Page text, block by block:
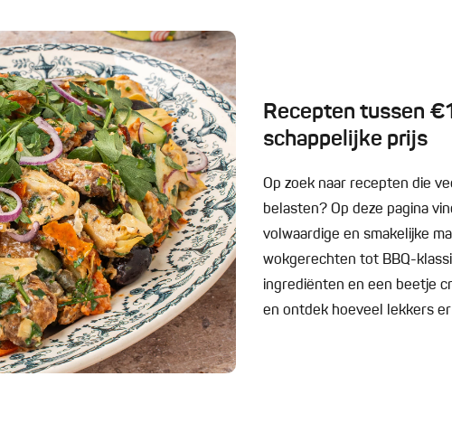
Recepten tussen
schappelijke prijs
Op zoek naar recepten die
belasten? Op deze pagina
volwaardige en smakelijke
wokgerechten tot BBQ-
ingrediënten en een beetje
en ontdek hoeveel lekkers